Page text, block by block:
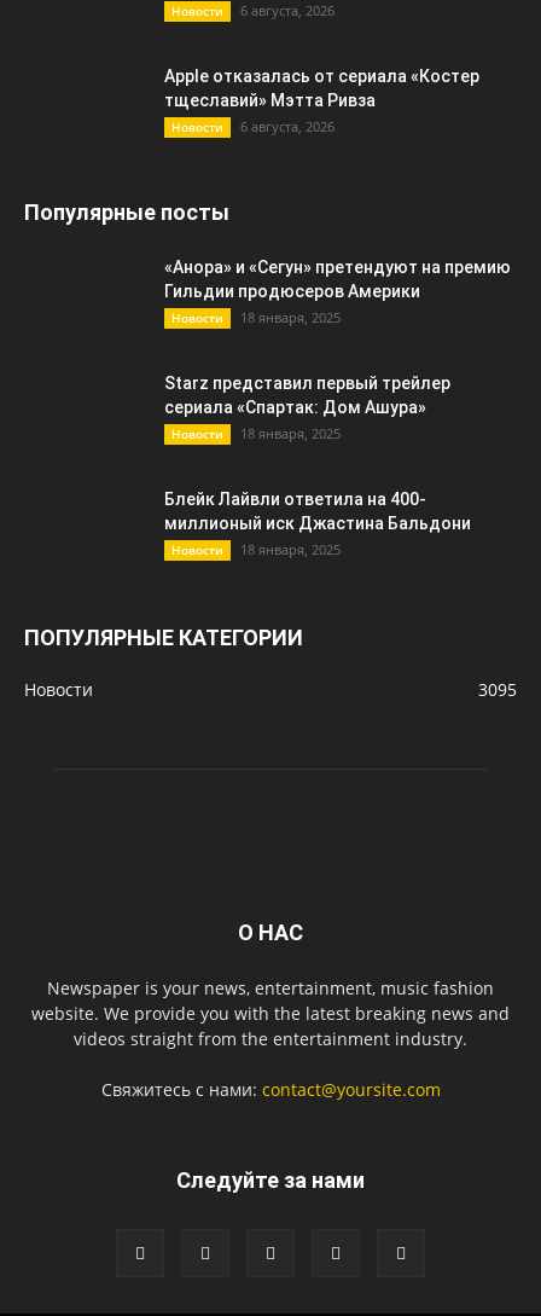
Новости 6 августа, 2026
Apple отказалась от сериала «Костер
тщеславий» Мэтта Ривза
Новости 6 августа, 2026
Популярные посты
«Анора» и «Сегун» претендуют на премию
Гильдии продюсеров Америки
Новости 18 января, 2025
Starz представил первый трейлер
сериала «Спартак: Дом Ашура»
Новости 18 января, 2025
Блейк Лайвли ответила на 400-
миллионый иск Джастина Бальдони
Новости 18 января, 2025
ПОПУЛЯРНЫЕ КАТЕГОРИИ
Новости 3095
О НАС
Newspaper is your news, entertainment, music fashion
website. We provide you with the latest breaking news and
videos straight from the entertainment industry.
Свяжитесь с нами: contact@yoursite.com
Следуйте за нами